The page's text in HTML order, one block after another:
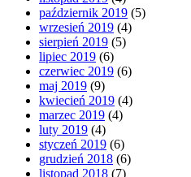
październik 2019 (5)
wrzesień 2019 (4)
sierpień 2019 (5)
lipiec 2019 (6)
czerwiec 2019 (6)
maj 2019 (9)
kwiecień 2019 (4)
marzec 2019 (4)
luty 2019 (4)
styczeń 2019 (6)
grudzień 2018 (6)
listopad 2018 (7)